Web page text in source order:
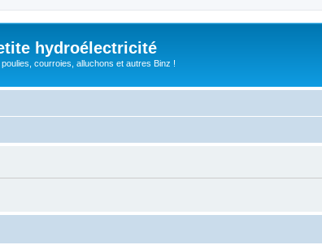
hydroélectricité
courroies, alluchons et autres Binz !